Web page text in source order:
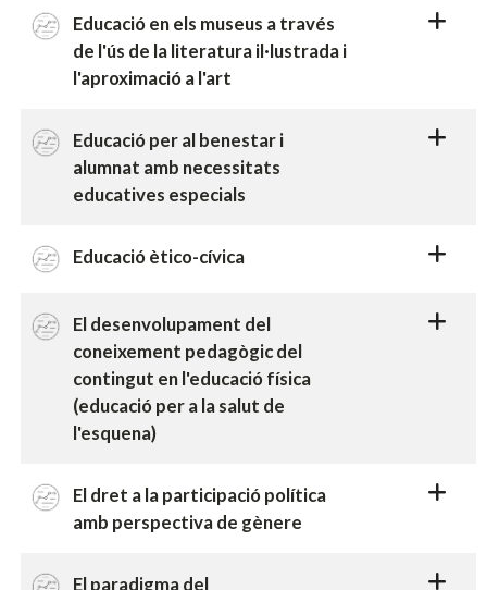
Educació en els museus a través
de l'ús de la literatura il·lustrada i
l'aproximació a l'art
Educació per al benestar i
alumnat amb necessitats
educatives especials
Educació ètico-cívica
El desenvolupament del
coneixement pedagògic del
contingut en l'educació física
(educació per a la salut de
l'esquena)
El dret a la participació política
amb perspectiva de gènere
El paradigma del